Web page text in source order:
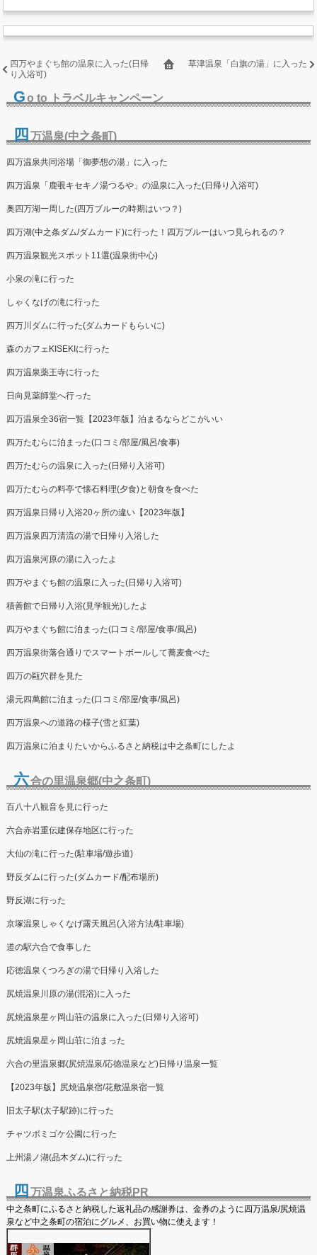
四万やまぐち館の温泉に入った(日帰
り入浴可)
草津温泉「白旗の湯」に入った
Go to トラベルキャンペーン
四 万温泉(中之条町)
四万温泉共同浴場「御夢想の湯」に入った
四万温泉「鹿覗キセキノ湯つるや」の温泉に入った(日帰り入浴可)
奥四万湖一周した(四万ブルーの時期はいつ？)
四万湖(中之条ダム/ダムカード)に行った！四万ブルーはいつ見られるの？
四万温泉観光スポット11選(温泉街中心)
小泉の滝に行った
しゃくなげの滝に行った
四万川ダムに行った(ダムカードもらいに)
森のカフェKISEKIに行った
四万温泉薬王寺に行った
日向見薬師堂へ行った
四万温泉全36宿一覧【2023年版】泊まるならどこがいい
四万たむらに泊まった(口コミ/部屋/風呂/食事)
四万たむらの温泉に入った(日帰り入浴可)
四万たむらの料亭で懐石料理(夕食)と朝食を食べた
四万温泉日帰り入浴20ヶ所の違い【2023年版】
四万温泉四万清流の湯で日帰り入浴した
四万温泉河原の湯に入ったよ
四万やまぐち館の温泉に入った(日帰り入浴可)
積善館で日帰り入浴(見学観光)したよ
四万やまぐち館に泊まった(口コミ/部屋/食事/風呂)
四万温泉街落合通りでスマートボールして蕎麦食べた
四万の甌穴群を見た
湯元四萬館に泊まった(口コミ/部屋/食事/風呂)
四万温泉への道路の様子(雪と紅葉)
四万温泉に泊まりたいからふるさと納税は中之条町にしたよ
六合の里温泉郷(中之条町)
百八十八観音を見に行った
六合赤岩重伝建保存地区に行った
大仙の滝に行った(駐車場/遊歩道)
野反ダムに行った(ダムカード/配布場所)
野反湖に行った
京塚温泉しゃくなげ露天風呂(入浴方法/駐車場)
道の駅六合で食事した
応徳温泉くつろぎの湯で日帰り入浴した
尻焼温泉川原の湯(混浴)に入った
尻焼温泉星ヶ岡山荘の温泉に入った(日帰り入浴可)
尻焼温泉星ヶ岡山荘に泊まった
六合の里温泉郷(尻焼温泉/応徳温泉など)日帰り温泉一覧
【2023年版】尻焼温泉宿/花敷温泉宿一覧
旧太子駅(太子駅跡)に行った
チャツボミゴケ公園に行った
上州湯ノ湖(品木ダム)に行った
四 万温泉ふるさと納税PR
中之条町にふるさと納税した返礼品の感謝券は、金券のように四万温泉/尻焼温
泉など中之条町の宿泊にグルメ、お買い物に使えます！